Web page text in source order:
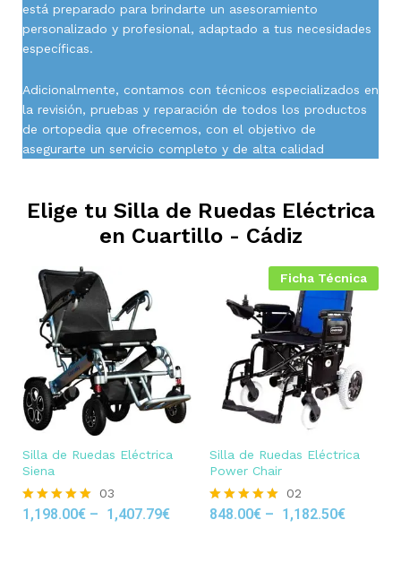
está preparado para brindarte un asesoramiento
personalizado y profesional, adaptado a tus necesidades
específicas.
Adicionalmente, contamos con técnicos especializados en
la revisión, pruebas y reparación de todos los productos
de ortopedia que ofrecemos, con el objetivo de
asegurarte un servicio completo y de alta calidad
Elige tu Silla de Ruedas Eléctrica
en Cuartillo - Cádiz
Silla de Ruedas Eléctrica
Siena
Rated
03
1,198.00€ – 1,407.79€
Ficha Técnica
Silla de Ruedas Eléctrica
Power Chair
Rated
02
848.00€ – 1,182.50€